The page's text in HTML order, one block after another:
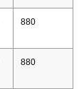
880
880